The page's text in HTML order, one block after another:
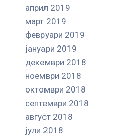
април 2019
март 2019
февруари 2019
јануари 2019
декември 2018
ноември 2018
октомври 2018
септември 2018
август 2018
јули 2018